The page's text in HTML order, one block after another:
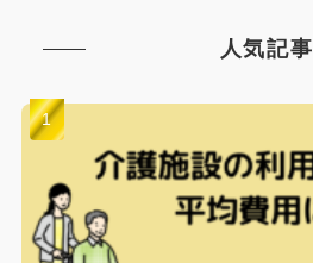
人気記事